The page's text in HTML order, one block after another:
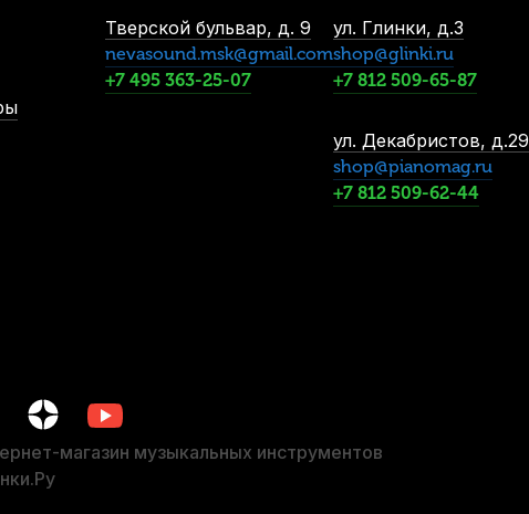
Тверской бульвар, д. 9
nevasound.msk@gmail.com
+7 495 363-25-07
ул. Глинки, д.3
shop@glinki.ru
+7 812 509-65-87
ул. Декабристов, д.29
shop@pianomag.ru
+7 812 509-62-44
магазин музыкальных инструментов